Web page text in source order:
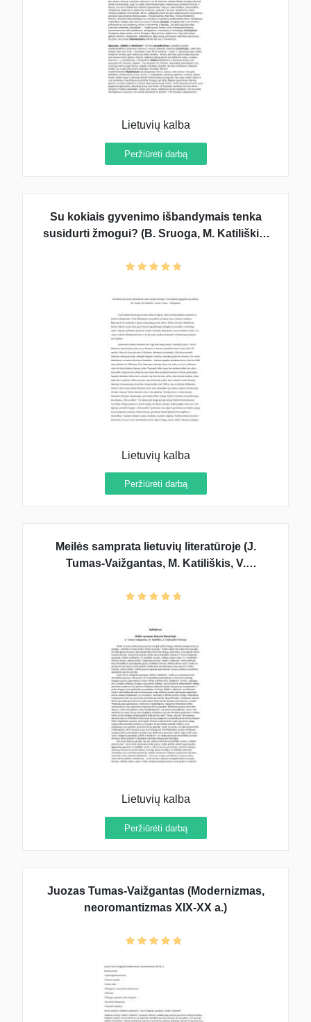
Lietuvių kalba
Peržiūrėti darbą
Su kokiais gyvenimo išbandymais tenka
susidurti žmogui? (B. Sruoga, M. Katiliškis,
Lietuvių kalba
Peržiūrėti darbą
Meilės samprata lietuvių literatūroje (J.
Tumas-Vaižgantas, M. Katiliškis, V.
Lietuvių kalba
Peržiūrėti darbą
Juozas Tumas-Vaižgantas (Modernizmas,
neoromantizmas XIX-XX a.)